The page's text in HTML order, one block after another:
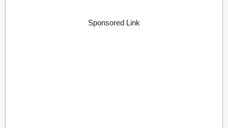
Sponsored Link